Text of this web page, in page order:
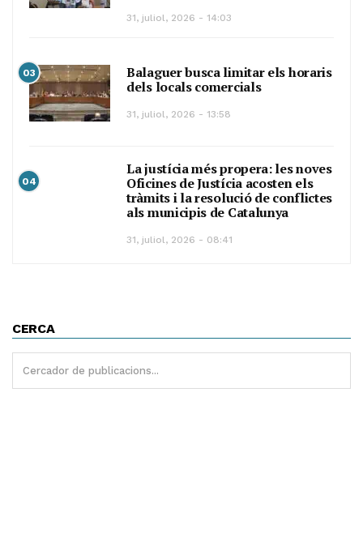
31, juliol, 2026 - 14:03
03
Balaguer busca limitar els horaris
dels locals comercials
31, juliol, 2026 - 13:58
04
La justícia més propera: les noves
Oficines de Justícia acosten els
tràmits i la resolució de conflictes
als municipis de Catalunya
31, juliol, 2026 - 08:41
CERCA